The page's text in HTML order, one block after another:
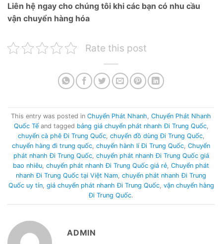
Liên hệ ngay cho chúng tôi khi các bạn có nhu cầu
vận chuyển hàng hóa
Rate this post
This entry was posted in Chuyển Phát Nhanh Chuyển Phát Nhanh
Quốc Tếand tagged bảng giá chuyển phát nhanh Đi Trung Quốc,
chuyển cà phê Đi Trung Quốc, chuyển đồ dùng Đi Trung Quốc,
chuyển hàng đi trung quốc chuyển hành lí Đi Trung Quốc Chuyển
phát nhanh Đi Trung Quốc, chuyển phát nhanh Đi Trung Quốc giá
bao nhiêu chuyển phát nhanh Đi Trung Quốc giá rẻ Chuyển phát
nhanh Đi Trung Quốc tại Việt Nam chuyển phát nhanh Đi Trung
Quốc uy tín, giá chuyển phát nhanh Đi Trung Quốc, vận chuyển hàng
Đi Trung Quốc.
ADMIN